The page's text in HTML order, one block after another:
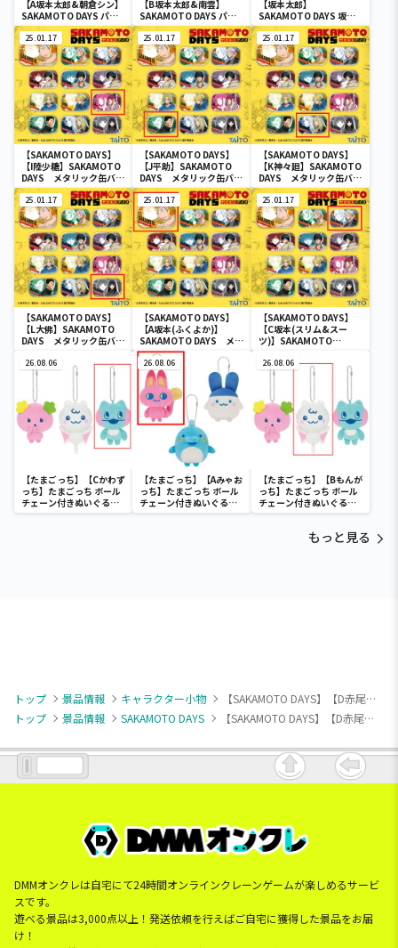
【A坂本太郎&朝倉シン】
SAKAMOTO DAYS パー
カー
【B坂本太郎&南雲】
SAKAMOTO DAYS パー
カー
【坂本太郎】
SAKAMOTO DAYS 坂本
太郎フィギュア-その店
長、元・伝説の殺し屋-
25.01.17
【SAKAMOTO DAYS】
【I陸少糖】SAKAMOTO
DAYS メタリック缶バッ
ジ
25.01.17
【SAKAMOTO DAYS】
【J平助】SAKAMOTO
DAYS メタリック缶バッ
ジ
25.01.17
【SAKAMOTO DAYS】
【K神々廻】SAKAMOTO
DAYS メタリック缶バッ
ジ
25.01.17
【SAKAMOTO DAYS】
【L大佛】SAKAMOTO
DAYS メタリック缶バッ
25.01.17
【SAKAMOTO DAYS】
【A坂本(ふくよか)】
SAKAMOTO DAYS メタ
リック缶バッジ
25.01.17
【SAKAMOTO DAYS】
【C坂本(スリム&スー
ツ)】SAKAMOTO
ジ
26.08.06
【たまごっち】【Cかわず
っち】たまごっち ボール
チェーン付きぬいぐるみ
～Tamagotchi
26.08.06
【たまごっち】【Aみゃお
っち】たまごっち ボール
チェーン付きぬいぐるみ
～Tamagotchi
26.08.06
【たまごっち】【Bもんが
っち】たまごっち ボール
チェーン付きぬいぐるみ
～Tamagotchi
もっと見る
トップ 景品情報 キャラクター小物
【SAKAMOTO DAYS】【D赤尾リオン】SAKAMOTO DAYS ちびぐるみvol.4
トップ
景品情報 SAKAMOTO DAYS 【SAKAMOTO DAYS】【D赤尾リオン】SAKAMOTO DAYS ちびぐるみvol.4
DMMオンクレは自宅にて24時間オンラインクレーンゲームが楽しめるサービ
スです。
遊べる景品は3,000点以上！発送依頼を行えばご自宅に獲得した景品をお届
け！